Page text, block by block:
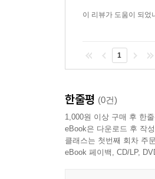
이 리뷰가 도움이 되었
1
한줄평 (0건)
1,000원 이상 구매 후 한
eBook은 다운로드 후 작
클래스는 첫번째 회차 주
eBook 페이백, CD/LP,